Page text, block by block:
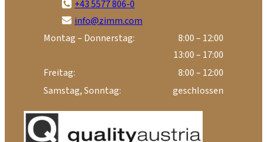
+43 5577 806-0
info@zimm.com
Montag – Donnerstag:
8:00 – 12:00
13:00 – 17:00
Freitag:
8:00 – 12:00
Samstag, Sonntag:
geschlossen